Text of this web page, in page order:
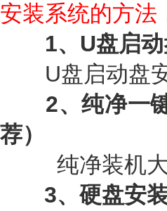
安装系统的方法
1、U盘启
U盘启动盘安
2、纯净一
荐）
纯净装机大
3、硬盘安